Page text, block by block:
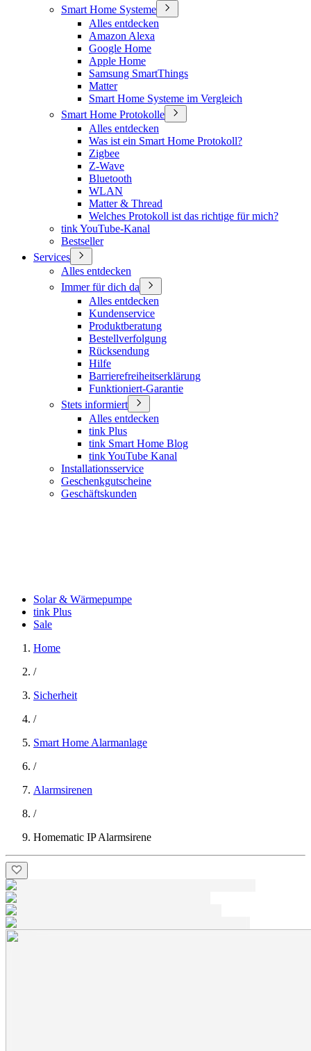
Smart Home Systeme
Alles entdecken
Amazon Alexa
Google Home
Apple Home
Samsung SmartThings
Matter
Smart Home Systeme im Vergleich
Smart Home Protokolle
Alles entdecken
Was ist ein Smart Home Protokoll?
Zigbee
Z-Wave
Bluetooth
WLAN
Matter & Thread
Welches Protokoll ist das richtige für mich?
tink YouTube-Kanal
Bestseller
Services
Alles entdecken
Immer für dich da
Alles entdecken
Kundenservice
Produktberatung
Bestellverfolgung
Rücksendung
Hilfe
Barrierefreiheitserklärung
Funktioniert-Garantie
Stets informiert
Alles entdecken
tink Plus
tink Smart Home Blog
tink YouTube Kanal
Installationsservice
Geschenkgutscheine
Geschäftskunden
Solar & Wärmepumpe
tink Plus
Sale
Home
/
Sicherheit
/
Smart Home Alarmanlage
/
Alarmsirenen
/
Homematic IP Alarmsirene